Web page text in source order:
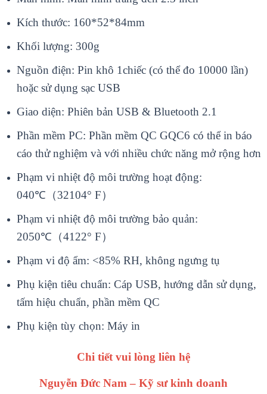
Kích thước: 160*52*84mm
Khối lượng: 300g
Nguồn điện: Pin khô 1chiếc (có thể đo 10000 lần)
hoặc sử dụng sạc USB
Giao diện: Phiên bản USB & Bluetooth 2.1
Phần mềm PC: Phần mềm QC GQC6 có thể in báo
cáo thử nghiệm và với nhiều chức năng mở rộng hơn
Phạm vi nhiệt độ môi trường hoạt động:
040℃（32104° F）
Phạm vi nhiệt độ môi trường bảo quản:
2050℃（4122° F）
Phạm vi độ ẩm: <85% RH, không ngưng tụ
Phụ kiện tiêu chuẩn: Cáp USB, hướng dẫn sử dụng,
tấm hiệu chuẩn, phần mềm QC
Phụ kiện tùy chọn: Máy in
Chi tiết vui lòng liên hệ
Nguyễn Đức Nam – Kỹ sư kinh doanh